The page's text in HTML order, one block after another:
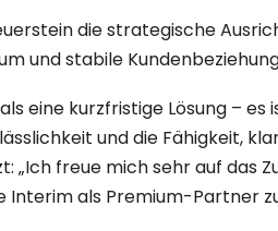
die strategische
und stabile
eine kurzfristige Lösung –
und die Fähigkeit,
„Ich freue mich sehr auf
als Premium-Partner